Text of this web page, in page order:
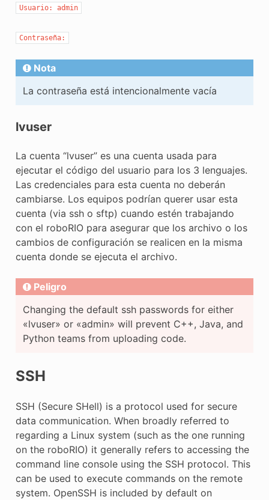
Usuario: admin
Contraseña:
Nota
La contraseña está intencionalmente vacía
lvuser
La cuenta “lvuser” es una cuenta usada para
ejecutar el código del usuario para los 3 lenguajes.
Las credenciales para esta cuenta no deberán
cambiarse. Los equipos podrían querer usar esta
cuenta (via ssh o sftp) cuando estén trabajando
con el roboRIO para asegurar que los archivo o los
cambios de configuración se realicen en la misma
cuenta donde se ejecuta el archivo.
Peligro
Changing the default ssh passwords for either
«lvuser» or «admin» will prevent C++, Java, and
Python teams from uploading code.
SSH
SSH (Secure SHell) is a protocol used for secure
data communication. When broadly referred to
regarding a Linux system (such as the one running
on the roboRIO) it generally refers to accessing the
command line console using the SSH protocol. This
can be used to execute commands on the remote
system. OpenSSH is included by default on